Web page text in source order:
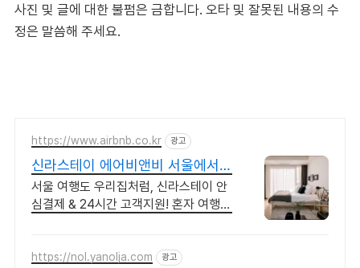
사진 및 글에 대한 불펌은 금합니다. 오타 및 잘못된 내용의 수
정은 말씀해 주세요.
https://www.airbnb.co.kr 광고
신라스테이 에어비앤비 서울에서
살아보기
서울 여행도 우리집처럼, 신라스테이 안
심결제 & 24시간 고객지원! 혼자 여행,
https://nol.yanolja.com 광고